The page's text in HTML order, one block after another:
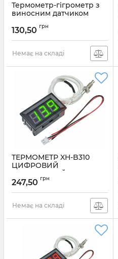
Термометр-гігрометр з
виносним датчиком
(чорний)
Артикул: FY-12чёрный
130,50 грн
Немає на складі
ТЕРМОМЕТР XH-B310
ЦИФРОВИЙ
ВБУДОВАНИЙ -30 ~ 800C
З ТЕРМОПАРОЮ К-ТИПУ
247,50 грн
Немає на складі